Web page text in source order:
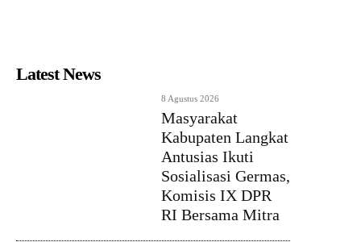
Latest News
8 Agustus 2026
Masyarakat
Kabupaten Langkat
Antusias Ikuti
Sosialisasi Germas,
Komisis IX DPR
RI Bersama Mitra